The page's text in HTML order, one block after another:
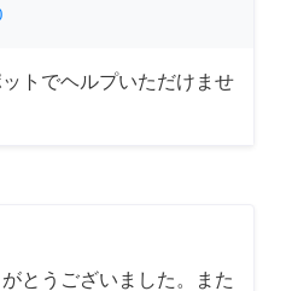
トでヘルプいただけませ
とうございました。また